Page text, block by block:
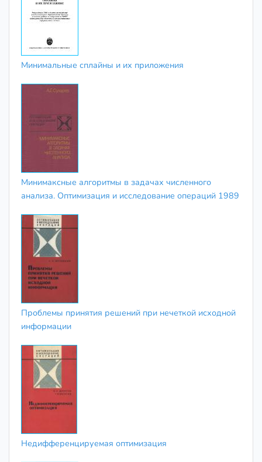
Минимальные сплайны и их приложения
Минимаксные алгоритмы в задачах численного
анализа. Оптимизация и исследование операций 1989
Проблемы принятия решений при нечеткой исходной
информации
Недифференцируемая оптимизация